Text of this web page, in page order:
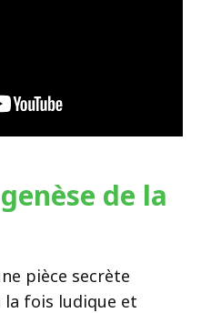
de la
pièce secrète
la fois ludique et